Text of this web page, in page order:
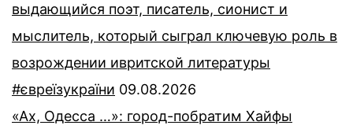
выдающийся поэт, писатель, сионист и
мыслитель, который сыграл ключевую роль в
возрождении ивритской литературы
#євреїзукраїни 09.08.2026
«Ах, Одесса …»: город-побратим Хайфы